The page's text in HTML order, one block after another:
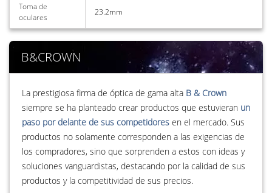
Toma de
oculares
23.2mm
B&CROWN
La prestigiosa firma de óptica de gama alta B & Crown
siempre se ha planteado crear productos que estuvieran un
paso por delante de sus competidores en el mercado. Sus
productos no solamente corresponden a las exigencias de
los compradores, sino que sorprenden a estos con ideas y
soluciones vanguardistas, destacando por la calidad de sus
productos y la competitividad de sus precios.